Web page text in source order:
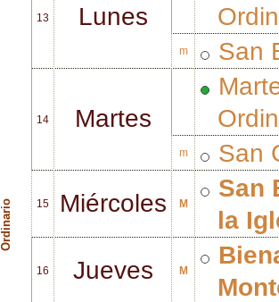
o
13 Lunes
m San
14 Martes
m San
15 Miércoles M
San
la
16 Jueves M